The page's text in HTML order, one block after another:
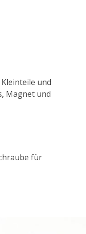
Kleinteile und
, Magnet und
für